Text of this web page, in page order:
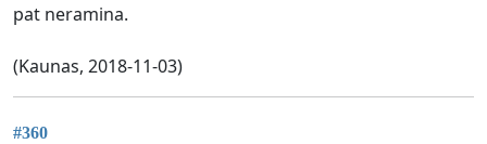
pat neramina.
(Kaunas, 2018-11-03)
#360